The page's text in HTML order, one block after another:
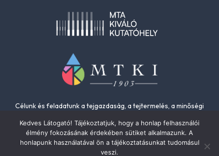
Célunk és feladatunk a tejgazdaság, a tejtermelés, a minőségi
Kedves Látogató! Tájékoztatjuk, hogy a honlap felhasználói
élmény fokozásának érdekében sütiket alkalmazunk. A
honlapunk használatával ön a tájékoztatásunkat tudomásul
veszi.